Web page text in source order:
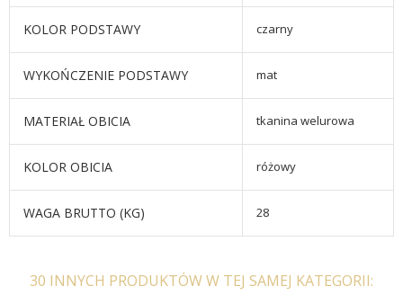
KOLOR PODSTAWY czarny
WYKOŃCZENIE PODSTAWY mat
MATERIAŁ OBICIA tkanina welurowa
KOLOR OBICIA różowy
WAGA BRUTTO (KG) 28
30 INNYCH PRODUKTÓW W TEJ SAMEJ KATEGORII: